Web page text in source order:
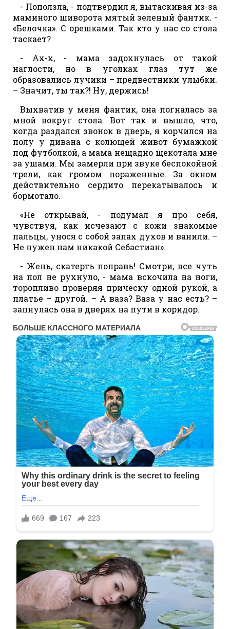
- Поползла, - подтвердил я, вытаскивая из-за
маминого шиворота мятый зеленый фантик. -
«Белочка». С орешками. Так кто у нас со стола
таскает?
- Ах-х, - мама задохнулась от такой
наглости, но в уголках глаз тут же
образовались лучики – предвестники улыбки.
– Значит, ты так?! Ну, держись!
Выхватив у меня фантик, она погналась за
мной вокруг стола. Вот так и вышло, что,
когда раздался звонок в дверь, я корчился на
полу у дивана с колющей живот бумажкой
под футболкой, а мама нещадно щекотала мне
за ушами. Мы замерли при звуке беспокойной
трели, как громом пораженные. За окном
действительно сердито перекатывалось и
бормотало.
«Не открывай, - подумал я про себя,
чувствуя, как исчезают с кожи знакомые
пальцы, унося с собой запах духов и ванили. –
Не нужен нам никакой Себастиан».
- Жень, скатерть поправь! Смотри, все чуть
на пол не рухнуло, - мама вскочила на ноги,
торопливо проверяя прическу одной рукой, а
платье – другой. – А ваза? Ваза у нас есть? –
запнулась она в дверях на пути в коридор.